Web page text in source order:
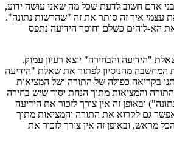
אדם חשוב לדעת שכל מה שאני עושה ידוע,
עצמי איך זה סותר את זה "שהרשות נתונה".
הא-לוהים כשלם וחוסר הידיעה נתפס
"הידיעה והבחירה" יוצא רעיון עמוק.
מהניסיון לפתור את שאלת "הידיעה
בקריאה כפולה של התורה ושל המציאות
והמציאות מתוך הנחת יסוד שיש בחירה
ובאופן זה אין צורך לזכור את הידיעה
גם לקרוא את התורה והמציאות מתוך
מראש, ובאופן זה אין צורך לזכור את